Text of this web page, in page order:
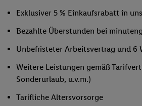
Exklusiver 5 % Einkaufsrabatt in
Bezahlte Überstunden bei
Unbefristeter Arbeitsvertrag und 6
Weitere Leistungen gemäß
Sonderurlaub, u.v.m.)
Tarifliche Altersvorsorge